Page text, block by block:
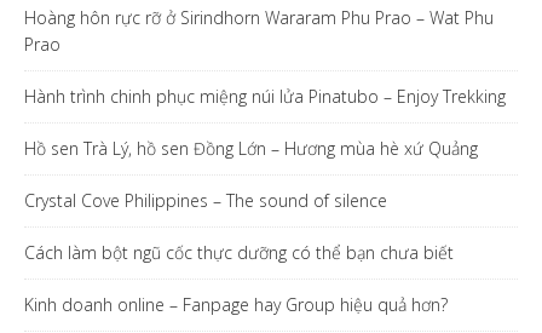
Hoàng hôn rực rỡ ở Sirindhorn Wararam Phu Prao – Wat Phu
Prao
Hành trình chinh phục miệng núi lửa Pinatubo – Enjoy Trekking
Hồ sen Trà Lý, hồ sen Đồng Lớn – Hương mùa hè xứ Quảng
Crystal Cove Philippines – The sound of silence
Cách làm bột ngũ cốc thực dưỡng có thể bạn chưa biết
Kinh doanh online – Fanpage hay Group hiệu quả hơn?